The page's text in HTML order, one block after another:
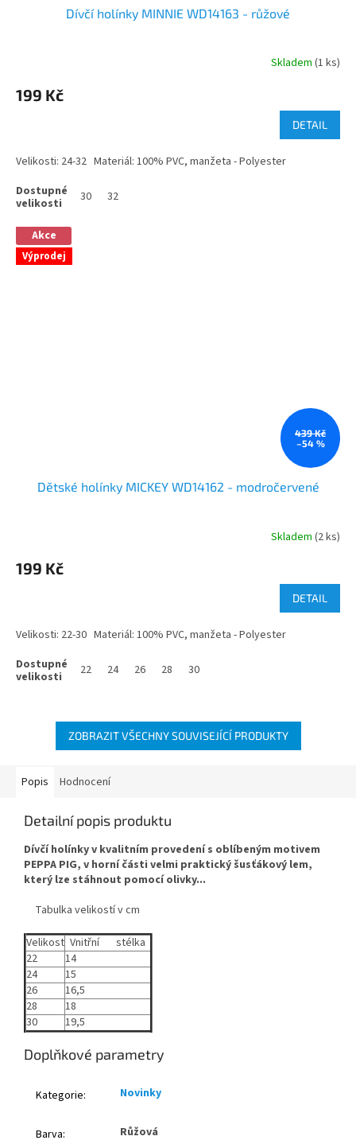
Dívčí holínky MINNIE WD14163 - růžové
Skladem (1 ks)
199 Kč
DETAIL
Velikosti: 24-32 Materiál: 100% PVC, manžeta - Polyester
30 32
Akce
Výprodej
439 Kč
–54 %
Dětské holínky MICKEY WD14162 - modročervené
Skladem (2 ks)
199 Kč
DETAIL
Velikosti: 22-30 Materiál: 100% PVC, manžeta - Polyester
22 24 26 28 30
ZOBRAZIT VŠECHNY SOUVISEJÍCÍ PRODUKTY
Popis Hodnocení
Detailní popis produktu
Dívčí holínky v kvalitním provedení s oblíbeným motivem
PEPPA PIG, v horní části velmi praktický šusťákový lem,
který lze stáhnout pomocí olivky...
Tabulka velikostí v cm
Velikost Vnitřní stélka
22
14
24
15
26
16,5
28
18
30
19,5
Doplňkové parametry
Kategorie: Novinky
Barva: Růžová